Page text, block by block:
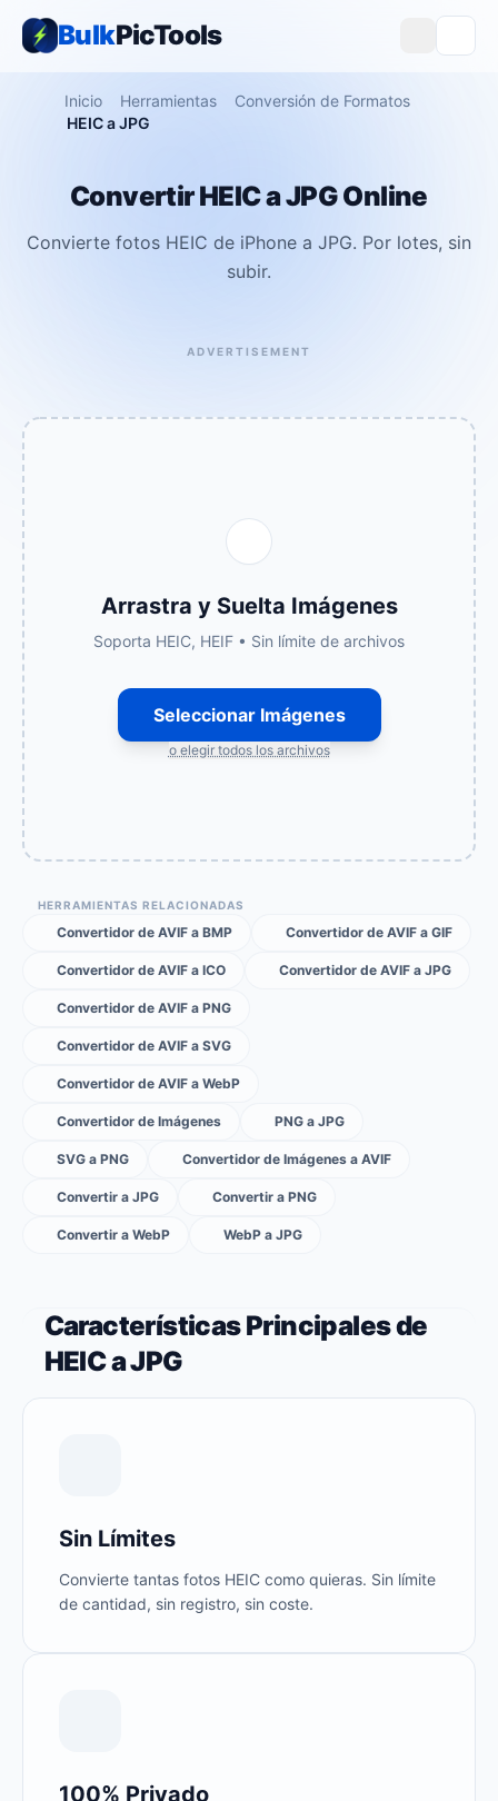
BulkPicTools
Inicio Herramientas
Conversión de Formatos
HEIC a JPG
Convertir HEIC a JPG Online
Convierte fotos HEIC de iPhone a JPG. Por lotes, sin
subir.
ADVERTISEMENT
Arrastra y Suelta Imágenes
Soporta HEIC, HEIF • Sin límite de archivos
Seleccionar Imágenes
o elegir todos los archivos
HERRAMIENTAS RELACIONADAS
Convertidor de AVIF a BMP Convertidor de AVIF a GIF
Convertidor de AVIF a ICO Convertidor de AVIF a JPG
Convertidor de AVIF a PNG
Convertidor de AVIF a SVG
Convertidor de AVIF a WebP
Convertidor de Imágenes PNG a JPG
SVG a PNG Convertidor de Imágenes a AVIF
Convertir a JPG Convertir a PNG
Convertir a WebP WebP a JPG
Características Principales de
HEIC a JPG
Sin Límites
Convierte tantas fotos HEIC como quieras. Sin límite
de cantidad, sin registro, sin coste.
100% Privado